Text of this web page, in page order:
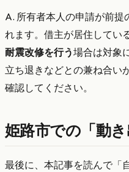
A. 所有者本人の申請が前
れます。借主が居住してい
耐震改修を行う場合は対象
立ち退きなどとの兼ね合い
確認してください。
姫路市での「動
最後に、本記事を読んで「